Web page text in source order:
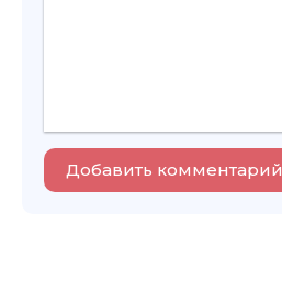
Добавить комментарий